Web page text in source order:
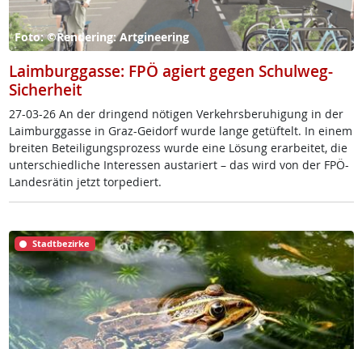
Foto: ©Rendering: Artgineering
Laimburggasse: FPÖ agiert gegen Schulweg-
Sicherheit
27-03-26 An der drin­gend nö­t­i­gen Ver­kehrs­be­ru­hi­gung in der
Laim­burg­gas­se in Graz-Gei­dorf wur­de lan­ge ge­tüf­telt. In ei­nem
brei­ten Be­tei­li­gung­s­pro­zess wur­de ei­ne Lö­sung er­ar­bei­tet, die
un­ter­schied­li­che In­ter­es­sen au­s­ta­riert – das wird von der FPÖ-
Lan­des­rä­tin jetzt tor­pe­diert.
Stadtbezirke